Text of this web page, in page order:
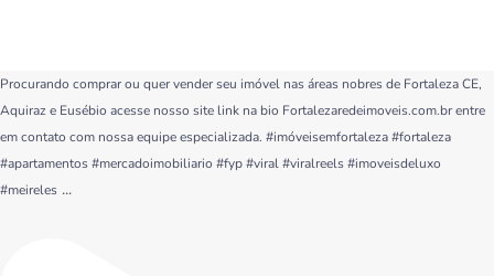
Procurando comprar ou quer vender seu imóvel nas áreas nobres de Fortaleza CE,
Aquiraz e Eusébio acesse nosso site link na bio Fortalezaredeimoveis.com.br entre
em contato com nossa equipe especializada. #imóveisemfortaleza #fortaleza
#apartamentos #mercadoimobiliario #fyp #viral #viralreels #imoveisdeluxo
#meireles ...